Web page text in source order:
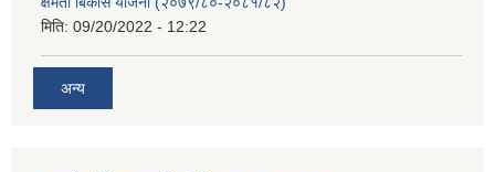
मिति: 09/20/2022 - 12:22
अन्य